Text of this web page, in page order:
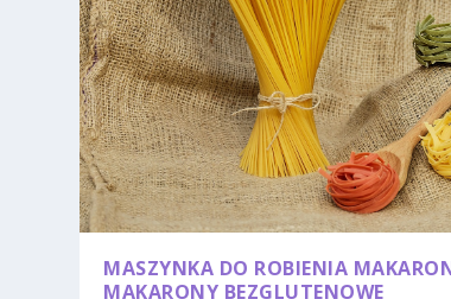
MASZYNKA DO ROBIENIA
MAKARONY BEZGLUTENOWE